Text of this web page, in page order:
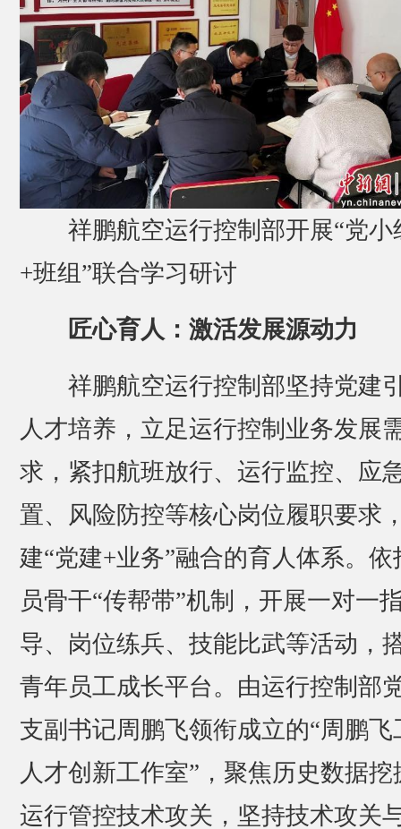
祥鹏航空运行控制部开展“党小
+班组”联合学习研讨
匠心育人：激活发展源动力
祥鹏航空运行控制部坚持党建
人才培养，立足运行控制业务发展
求，紧扣航班放行、运行监控、应
置、风险防控等核心岗位履职要求
建“党建+业务”融合的育人体系。依
员骨干“传帮带”机制，开展一对一
导、岗位练兵、技能比武等活动，
青年员工成长平台。由运行控制部
支副书记周鹏飞领衔成立的“周鹏飞
人才创新工作室”，聚焦历史数据挖
运行管控技术攻关，坚持技术攻关